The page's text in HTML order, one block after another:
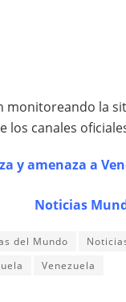
monitoreando la
los canales
y ​​amenaza a
Noticias
del Mundo
Venezuela